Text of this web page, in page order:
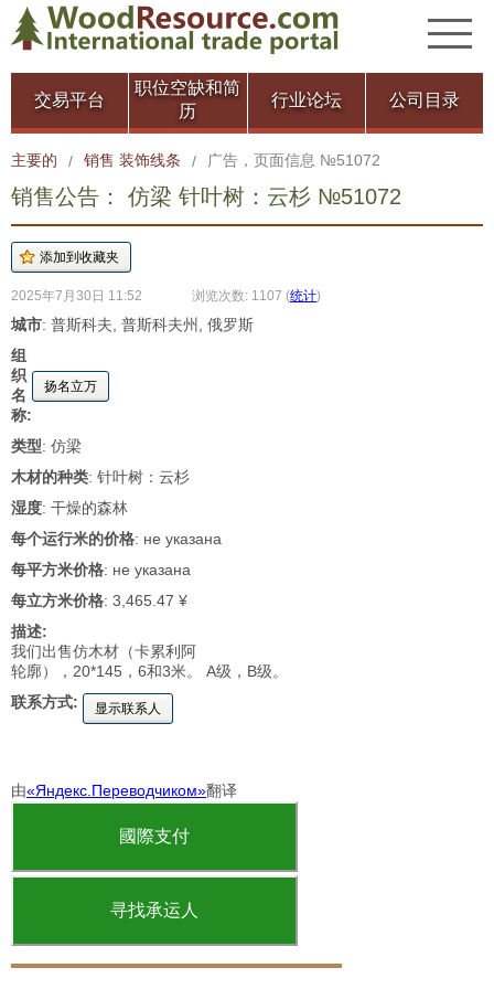
交易平台
职位空缺和简
历
行业论坛 公司目录
主要的 / 销售 装饰线条 / 广告，页面信息 №51072
销售公告： 仿梁 针叶树：云杉 №51072
2025年7月30日 11:52 浏览次数: 1107 (统计)
城市: 普斯科夫, 普斯科夫州, 俄罗斯
组
织
名
称:
扬名立万
类型: 仿梁
木材的种类: 针叶树：云杉
湿度: 干燥的森林
每个运行米的价格: не указана
每平方米价格: не указана
每立方米价格: 3,465.47 ¥
描述:
我们出售仿木材（卡累利阿
轮廓），20*145，6和3米。 A级，B级。
联系方式:
显示联系人
由«Яндекс.Переводчиком»翻译
國際支付
寻找承运人